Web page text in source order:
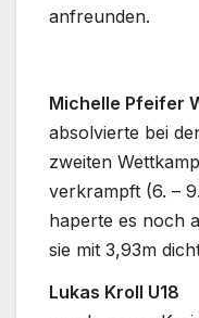
anfreunden.
Michelle Pfeifer
absolvierte bei
zweiten
verkrampft (6. –
haperte es noch
sie mit 3,93m
Lukas Kroll U18